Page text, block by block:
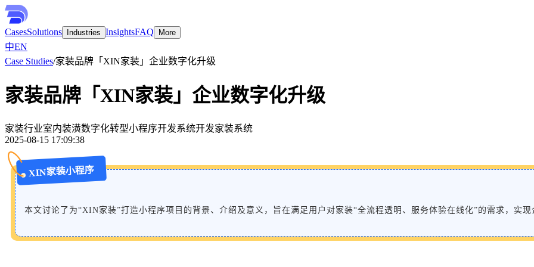
CasesSolutions Industries InsightsFAQ More
中EN
Case Studies/家装品牌「XIN家装」企业数字化升级
家装品牌「XIN家装」企业数字化升级
家装行业室内装潢数字化转型小程序开发系统开发家装系统
2025-08-15 17:09:38
XIN家装小程序
本文讨论了为“XIN家装”打造小程序项目的背景、介绍及意义，旨在满足用户对家装“全流程透明、服务体验在线化”的需求，实现